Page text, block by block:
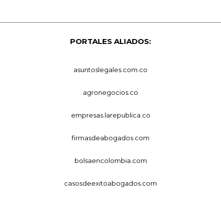
PORTALES ALIADOS:
asuntoslegales.com.co
agronegocios.co
empresas.larepublica.co
firmasdeabogados.com
bolsaencolombia.com
casosdeexitoabogados.com